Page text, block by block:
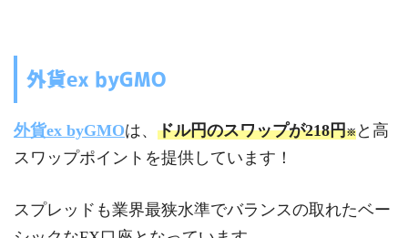
外貨ex byGMO
外貨ex byGMOは、 ドル円のスワップが218円※ と高
スワップポイントを提供しています！
スプレッドも業界最狭水準でバランスの取れたベー